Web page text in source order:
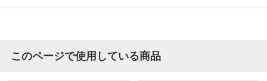
このページで使用している商品